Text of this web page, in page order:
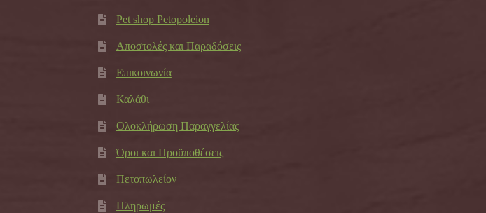
Pet shop Petopoleion
Αποστολές και Παραδόσεις
Επικοινωνία
Καλάθι
Ολοκλήρωση Παραγγελίας
Όροι και Προϋποθέσεις
Πετοπωλείον
Πληρωμές